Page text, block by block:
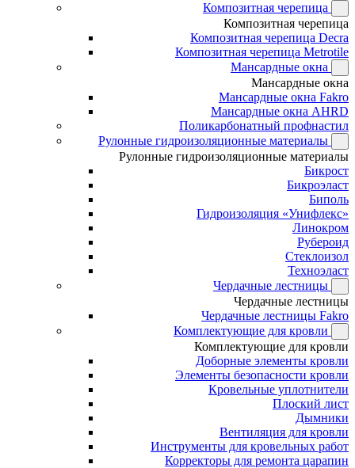
Композитная черепица
Композитная черепица
Композитная черепица Decra
Композитная черепица Metrotile
Мансардные окна
Мансардные окна
Мансардные окна Fakro
Мансардные окна AHRD
Поликарбонатный профнастил
Рулонные гидроизоляционные материалы
Рулонные гидроизоляционные материалы
Бикрост
Бикроэласт
Биполь
Гидроизоляция «Унифлекс»
Линокром
Рубероид
Стеклоизол
Техноэласт
Чердачные лестницы
Чердачные лестницы
Чердачные лестницы Fakro
Комплектующие для кровли
Комплектующие для кровли
Доборные элементы кровли
Элементы безопасности кровли
Кровельные уплотнители
Плоский лист
Дымники
Вентиляция для кровли
Инструменты для кровельных работ
Корректоры для ремонта царапин